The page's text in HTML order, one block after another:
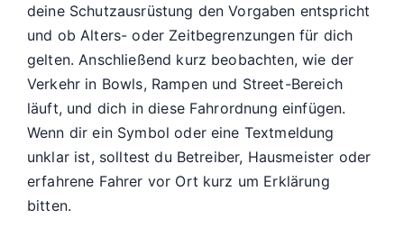
deine Schutzausrüstung den Vorgaben entspricht
und ob Alters- oder Zeitbegrenzungen für dich
gelten. Anschließend kurz beobachten, wie der
Verkehr in Bowls, Rampen und Street-Bereich
läuft, und dich in diese Fahrordnung einfügen.
Wenn dir ein Symbol oder eine Textmeldung
unklar ist, solltest du Betreiber, Hausmeister oder
erfahrene Fahrer vor Ort kurz um Erklärung
bitten.